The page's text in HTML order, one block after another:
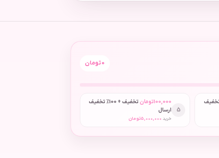
0تومان
+ 50٪ تخفیف
5
100,000تومان
تخفیف + 100٪ تخفیف
ارسال
خرید 5,000,000تومان